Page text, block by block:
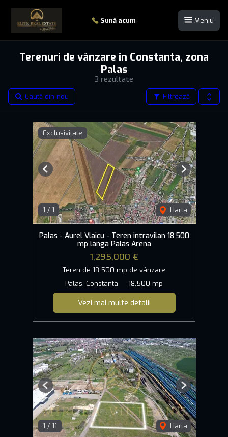
Sună acum Meniu
3 rezultate
Terenuri de vânzare în Constanta, zona
Palas
Filtrează
Caută din nou
Exclusivitate
1 / 1 Harta
Previous Next
Palas - Aurel Vlaicu - Teren intravilan 18.500
mp langa Palas Arena
1,295,000 €
Teren de 18,500 mp de vânzare
Palas, Constanta
18,500 mp
Vezi mai multe detalii
1 / 11 Harta
Previous Next